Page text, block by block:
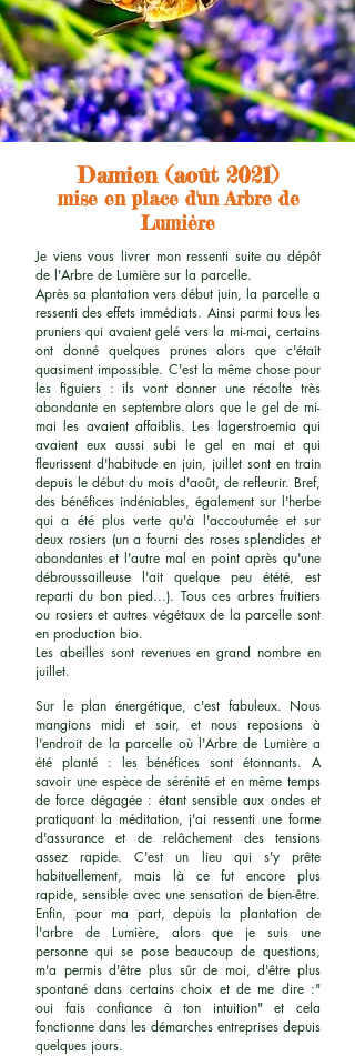
Damien (août 2021)
mise en place d'un Arbre de
Lumière
Je viens vous livrer mon ressenti suite au dépôt
de l'Arbre de Lumière sur la parcelle.
Après sa plantation vers début juin, la parcelle a
ressenti des effets immédiats. Ainsi parmi tous les
pruniers qui avaient gelé vers la mi-mai, certains
ont donné quelques prunes alors que c'était
quasiment impossible. C'est la même chose pour
les figuiers : ils vont donner une récolte très
abondante en septembre alors que le gel de mi-
mai les avaient affaiblis. Les lagerstroemia qui
avaient eux aussi subi le gel en mai et qui
fleurissent d'habitude en juin, juillet sont en train
depuis le début du mois d'août, de refleurir. Bref,
des bénéfices indéniables, également sur l'herbe
qui a été plus verte qu'à l'accoutumée et sur
deux rosiers (un a fourni des roses splendides et
abondantes et l'autre mal en point après qu'une
débroussailleuse l'ait quelque peu étété, est
reparti du bon pied...). Tous ces arbres fruitiers
ou rosiers et autres végétaux de la parcelle sont
en production bio.
Les abeilles sont revenues en grand nombre en
juillet.
Sur le plan énergétique, c'est fabuleux. Nous
mangions midi et soir, et nous reposions à
l'endroit de la parcelle où l'Arbre de Lumière a
été planté : les bénéfices sont étonnants. A
savoir une espèce de sérénité et en même temps
de force dégagée : étant sensible aux ondes et
pratiquant la méditation, j'ai ressenti une forme
d'assurance et de relâchement des tensions
assez rapide. C'est un lieu qui s'y prête
habituellement, mais là ce fut encore plus
rapide, sensible avec une sensation de bien-être.
Enfin, pour ma part, depuis la plantation de
l'arbre de Lumière, alors que je suis une
personne qui se pose beaucoup de questions,
m'a permis d'être plus sûr de moi, d'être plus
spontané dans certains choix et de me dire :"
oui fais confiance à ton intuition" et cela
fonctionne dans les démarches entreprises depuis
quelques jours.